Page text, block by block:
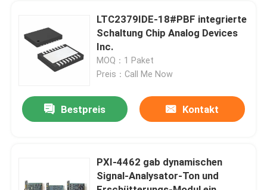
Lenovo-LCD-Bildschirm-Ersatz
Dell-LCD-Bildschirm-Ersatz
HP-LCD-Bildschirm-Ersatz
Macbook-LCD-Bildschirm-Ersatz
LTC2379IDE-18#PBF integrierte
Schaltung Chip Analog Devices
Inc.
MOQ：1 Paket
Preis：Call Me Now
Bestpreis Kontakt
PXI-4462 gab dynamischen
Signal-Analysator-Ton und